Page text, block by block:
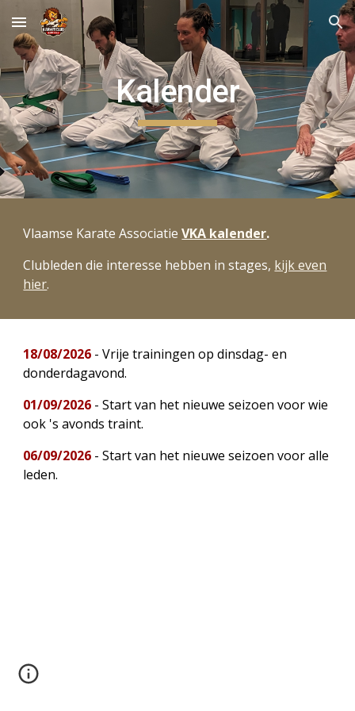
Skip to main content Skip to navigation
Kalender
Vlaamse Karate AssociatieVKA kalender.
Clubleden die interesse hebben in stages, kijk even
hier.
18/08/2026 - Vrije trainingen op dinsdag- en
donderdagavond.
01/09/2026 - Start van het nieuwe seizoen voor wie
ook 's avonds traint.
06/09/2026 - Start van het nieuwe seizoen voor alle
leden.